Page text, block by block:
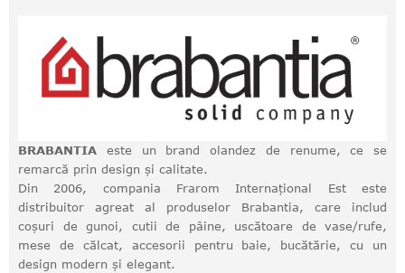
BRABANTIA este un brand olandez de renume, ce se
remarcă prin design și calitate.
Din 2006, compania Frarom Internațional Est este
distribuitor agreat al produselor Brabantia, care includ
coșuri de gunoi, cutii de pâine, uscătoare de vase/rufe,
mese de călcat, accesorii pentru baie, bucătărie, cu un
design modern și elegant.